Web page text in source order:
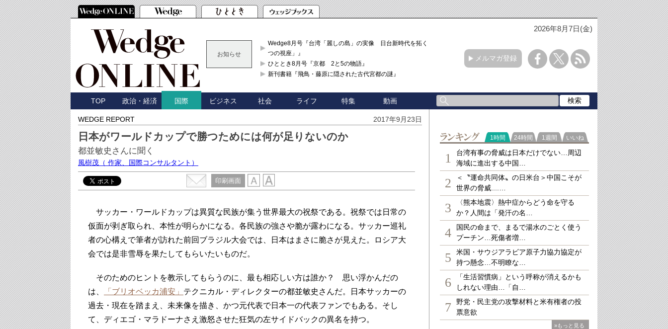
2026年8月7日(金)
お知らせ
Wedge8月号『台湾「麗しの島」の実像 日台新時代を拓く「3
つの視座」』
ひととき8月号『京都 2と5の物語』
新刊書籍『飛鳥・藤原に隠された古代宮都の謎』
メルマガ登録
TOP 政治・経済 国際 ビジネス 社会 ライフ 特集 動画
WEDGE REPORT 2017年9月23日
日本がワールドカップで勝つためには何が足りないのか
都並敏史さんに聞く
風樹茂 （ 作家、国際コンサルタント）
印刷画面
サッカー・ワールドカップは異質な民族が集う世界最大の祝祭である。祝祭では日常の
仮面が剥ぎ取られ、本性が明らかになる。各民族の強さや脆が露わになる。サッカー巡礼
者の心構えで筆者が訪れた前回ブラジル大会では、日本はまさに脆さが見えた。ロシア大
会では是非雪辱を果たしてもらいたいものだ。
そのためのヒントを教示してもらうのに、最も相応しい方は誰か？ 思い浮かんだの
は、
「ブリオベッカ浦安」 テクニカル・ディレクターの都並敏史さんだ。日本サッカーの
過去・現在を踏まえ、未来像を描き、かつ元代表で日本一の代表ファンでもある。そし
て、ディエゴ・マラドーナさえ激怒させた狂気の左サイドバックの異名を持つ。
ランキング
1時間 24時間 1週間 いいね
1
台湾有事の脅威は日本だけでない…周辺
海域に進出する中国…
2
＜〝運命共同体〟の日米台＞中国こそが
世界の脅威....…
3
〈熊本地震〉熱中症からどう命を守る
か？人間は「発汗の名…
4
国民の命まで、まるで湯水のごとく使う
プーチン…死傷者増…
5
米国・サウジアラビア原子力協力協定が
持つ懸念…不明瞭な…
6
「生活習慣病」という呼称が消えるかも
しれない理由…「自…
7
野党・民主党の攻撃材料と米有権者の投
票意欲
»もっと見る